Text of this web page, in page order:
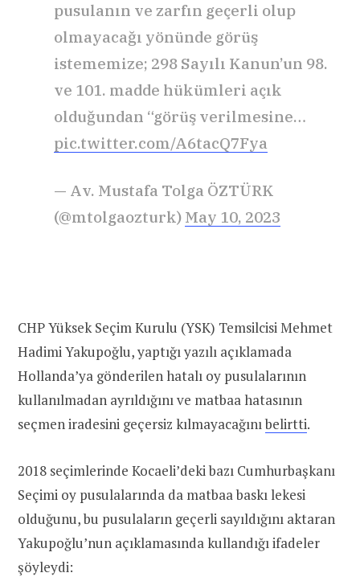
pusulanın ve zarfın geçerli olup
olmayacağı yönünde görüş
istememize; 298 Sayılı Kanun’un 98.
ve 101. madde hükümleri açık
olduğundan “görüş verilmesine…
pic.twitter.com/A6tacQ7Fya
— Av. Mustafa Tolga ÖZTÜRK
(@mtolgaozturk) May 10, 2023
CHP Yüksek Seçim Kurulu (YSK) Temsilcisi Mehmet
Hadimi Yakupoğlu, yaptığı yazılı açıklamada
Hollanda’ya gönderilen hatalı oy pusulalarının
kullanılmadan ayrıldığını ve matbaa hatasının
seçmen iradesini geçersiz kılmayacağınıbelirtti.
2018 seçimlerinde Kocaeli’deki bazı Cumhurbaşkanı
Seçimi oy pusulalarında da matbaa baskı lekesi
olduğunu, bu pusulaların geçerli sayıldığını aktaran
Yakupoğlu’nun açıklamasında kullandığı ifadeler
şöyleydi: